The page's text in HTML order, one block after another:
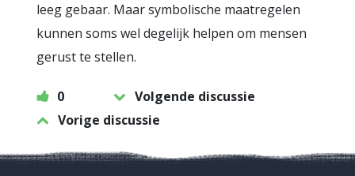
leeg gebaar. Maar symbolische maatregelen
kunnen soms wel degelijk helpen om mensen
gerust te stellen.
0
Volgende discussie
Vorige discussie